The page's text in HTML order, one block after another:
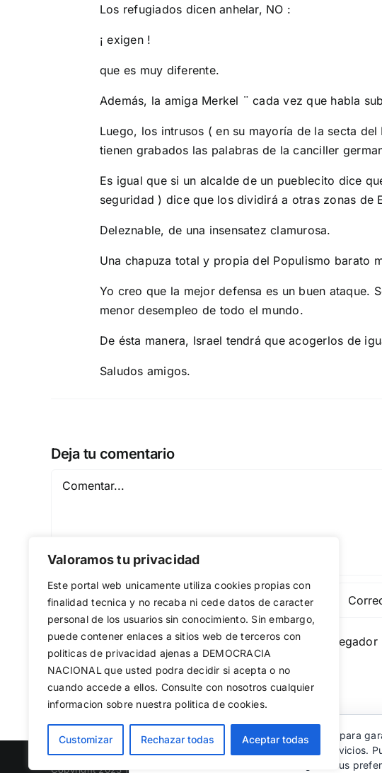
Valoramos tu privacidad
Este portal web unicamente utiliza cookies propias con
finalidad tecnica y no recaba ni cede datos de caracter
personal de los usuarios sin conocimiento. Sin embargo,
puede contener enlaces a sitios web de terceros con
politicas de privacidad ajenas a DEMOCRACIA
NACIONAL que usted podra decidir si acepta o no
cuando accede a ellos. Consulte con nosotros cualquier
informacion sobre nuestra politica de cookies.
Customizar Rechazar todas Aceptar todas
Los refugiados dicen anhelar, NO :
¡ exigen !
que es muy diferente.
Además, la amiga Merkel ¨ cada vez que habla
Luego, los intrusos ( en su mayoría de la secta
tienen grabados las palabras de la canciller
Es igual que si un alcalde de un pueblecito dice
seguridad ) dice que los dividirá a otras zonas de
Deleznable, de una insensatez clamurosa.
Una chapuza total y propia del Populismo barato
Yo creo que la mejor defensa es un buen ataque.
menor desempleo de todo el mundo.
De ésta manera, Israel tendrá que acogerlos de
Saludos amigos.
Deja tu comentario
Comentar
Guardar mi nombre, email y sitio web en este
Copyright 2023 | | All Rights Reserved
Utilizamos cookies propias y de terceros para
web, medir su uso y mejorar nuestros servicios.
rechazar las no necesarias o configurar sus